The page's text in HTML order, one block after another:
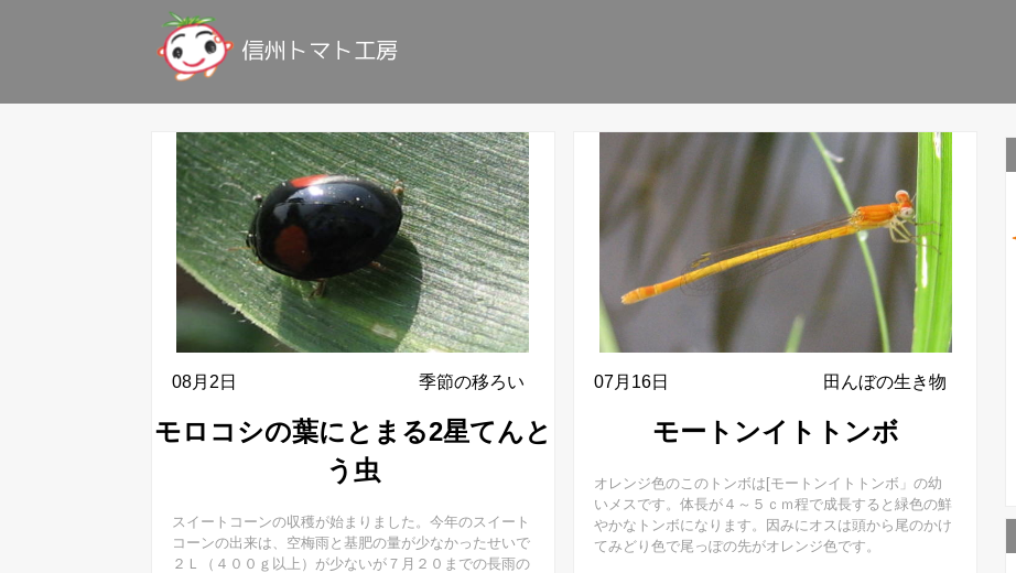
08月2日 季節の移ろい
モロコシの葉にとまる2星てんと
う虫
スイートコーンの収穫が始まりました。今年のスイート
コーンの出来は、空梅雨と基肥の量が少なかったせいで
２Ｌ（４００ｇ以上）が少ないが７月２０までの長雨の
07月16日 田んぼの生き物
モートンイトトンボ
オレンジ色のこのトンボは[モートンイトトンボ」の幼
いメスです。体長が４～５ｃｍ程で成長すると緑色の鮮
やかなトンボになります。因みにオスは頭から尾のかけ
てみどり色で尾っぽの先がオレンジ色です。